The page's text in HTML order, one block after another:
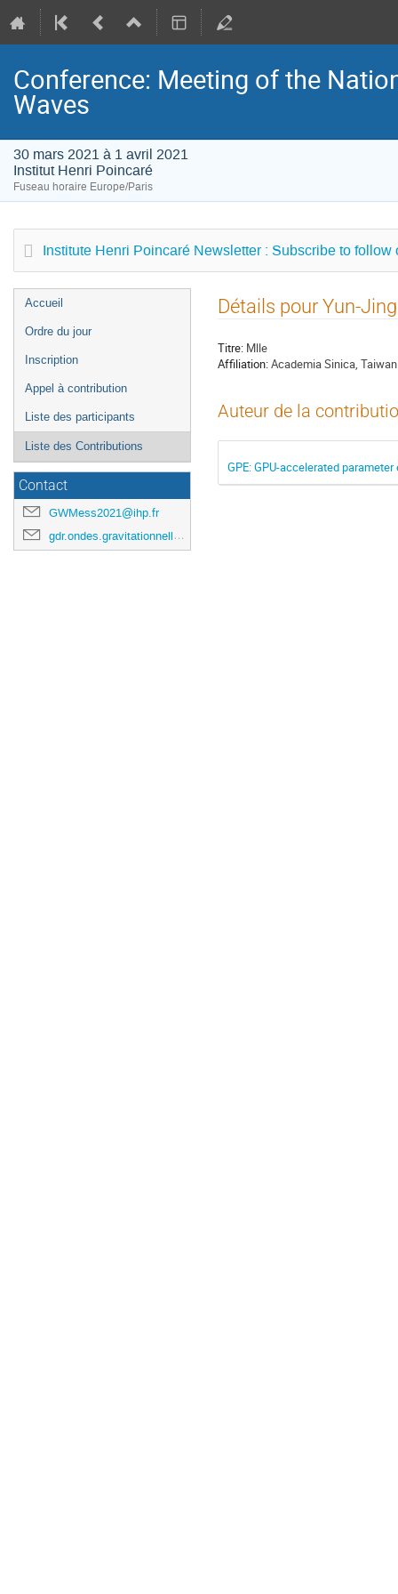
Conference: Meeting of the
Waves
30 mars 2021 à 1 avril 2021
Institut Henri Poincaré
Fuseau horaire Europe/Paris
Institute Henri Poincaré Newsletter : Subscribe to follow
Menu
de
Accueil
Ordre du jour
Inscription
Appel à contribution
Liste des participants
Liste des Contributions
Contact
GWMess2021@ihp.fr
gdr.ondes.gravitationnelles@gmail.com
Détails pour Yun-
Titre: Mlle
Affiliation:Academia Sinica, Taiwan
Auteur de la
GPE: GPU-accelerated